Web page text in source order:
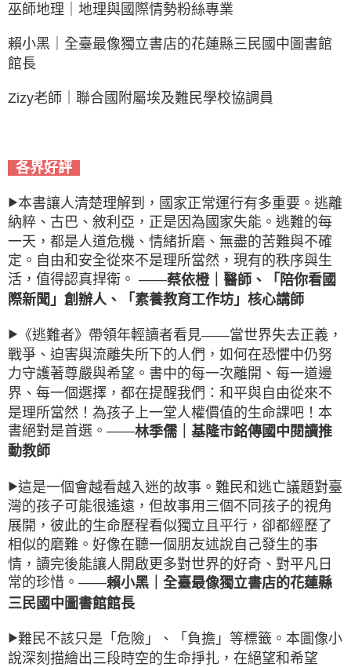
巫師地理｜地理與國際情勢粉絲專業
賴小黑｜全臺最像獨立書店的花蓮縣三民國中圖書館
館長
Zizy老師｜聯合國附屬埃及難民學校協調員
各界好評
▶本書讓人清楚理解到，國家正常運行有多重要。逃離
納粹、古巴、敘利亞，正是因為國家失能。逃難的每
一天，都是人道危機、情緒折磨、無盡的苦難與不確
定。自由和安全從來不是理所當然，現有的秩序與生
活，值得認真捍衛。 ——蔡依橙｜醫師、「陪你看國
際新聞」創辦人、「素養教育工作坊」核心講師
▶
《逃難者》帶領年輕讀者看見——當世界失去正義，
戰爭、迫害與流離失所下的人們，如何在恐懼中仍努
力守護著尊嚴與希望。書中的每一次離開、每一道邊
界、每一個選擇，都在提醒我們：和平與自由從來不
是理所當然！為孩子上一堂人權價值的生命課吧！本
書絕對是首選。——林季儒｜基隆市銘傳國中閱讀推
動教師
▶這是一個會越看越入迷的故事。難民和逃亡議題對臺
灣的孩子可能很遙遠，但故事用三個不同孩子的視角
展開，彼此的生命歷程看似獨立且平行，卻都經歷了
相似的磨難。好像在聽一個朋友述說自己發生的事
情，讀完後能讓人開啟更多對世界的好奇、對平凡日
常的珍惜。——賴小黑｜全臺最像獨立書店的花蓮縣
三民國中圖書館館長
▶難民不該只是「危險」、「負擔」等標籤。本圖像小
說深刻描繪出三段時空的生命掙扎，在絕望和希望